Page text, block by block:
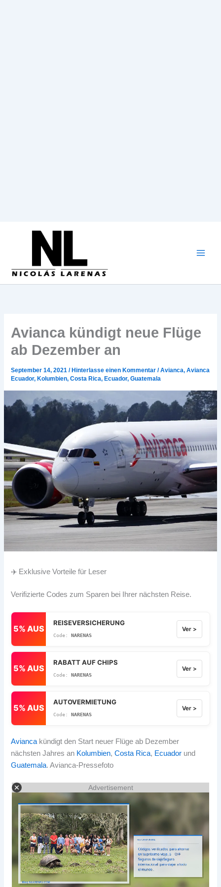
Avianca kündigt neue Flüge
ab Dezember an
September 14, 2021/ Hinterlasse einen Kommentar /Avianca,Avianca
Ecuador, Kolumbien,Costa Rica, Ecuador,Guatemala
✈️ Exklusive Vorteile für Leser
Verifizierte Codes zum Sparen bei Ihrer nächsten Reise.
5% AUS
REISEVERSICHERUNG
NARENAS
Ver >
5% AUS
RABATT AUF CHIPS
NARENAS
Ver >
5% AUS
AUTOVERMIETUNG
NARENAS
Ver >
Avianca kündigt den Start neuer Flüge ab Dezember
nächsten Jahres an Kolumbien,Costa Rica, Ecuador und
Guatemala. Avianca-Pressefoto
Advertisement